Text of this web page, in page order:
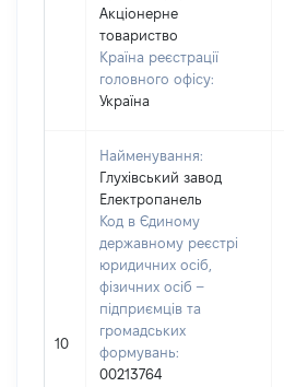
Акціонерне
товариство
Країна реєстрації
головного офісу:
Україна
10
Найменування:
Глухівський завод
Електропанель
Код в Єдиному
державному реєстрі
юридичних осіб,
фізичних осіб –
підприємців та
громадських
формувань:
00213764